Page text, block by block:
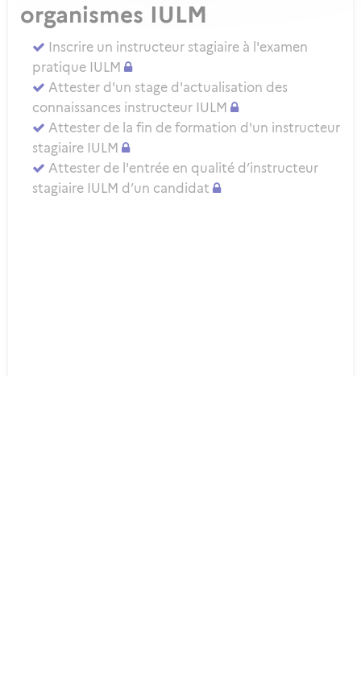
organismes IULM
Inscrire un instructeur stagiaire à l'examen
pratique IULM
Attester d'un stage d'actualisation des
connaissances instructeur IULM
Attester de la fin de formation d'un instructeur
stagiaire IULM
Attester de l'entrée en qualité d’instructeur
stagiaire IULM d’un candidat